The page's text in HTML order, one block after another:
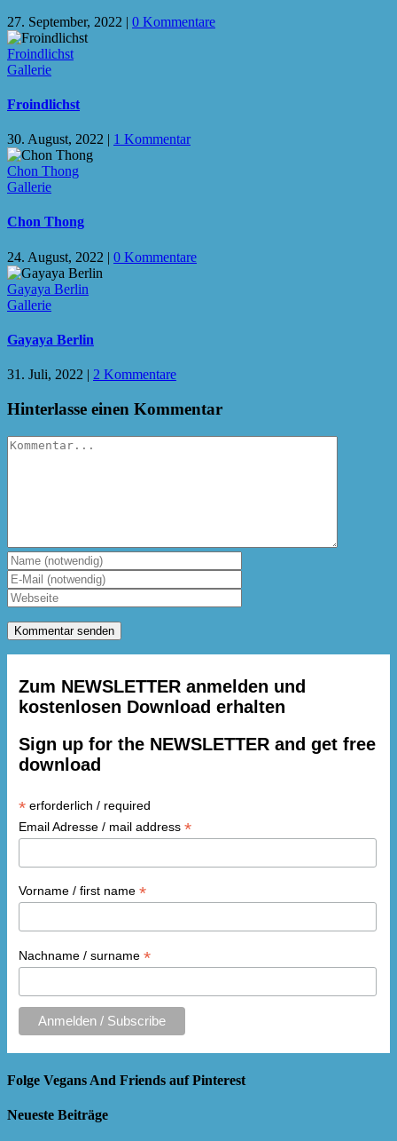
27. September, 2022 | 0 Kommentare
Froindlichst
Gallerie
Froindlichst
30. August, 2022 | 1 Kommentar
Chon Thong
Gallerie
Chon Thong
24. August, 2022 | 0 Kommentare
Gayaya Berlin
Gallerie
Gayaya Berlin
31. Juli, 2022 | 2 Kommentare
Hinterlasse einen Kommentar
Kommentar
Zum NEWSLETTER anmelden und
kostenlosen Download erhalten
Sign up for the NEWSLETTER and get free
download
*erforderlich / required
Email Adresse / mail address *
Vorname / first name *
Nachname / surname *
Folge Vegans And Friends auf Pinterest
Neueste Beiträge